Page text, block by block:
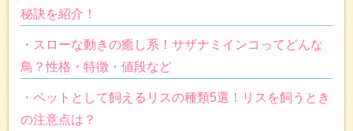
秘訣を紹介！
・スローな動きの癒し系！サザナミインコってどんな
鳥？性格・特徴・値段など
・ペットとして飼えるリスの種類5選！リスを飼うとき
の注意点は？